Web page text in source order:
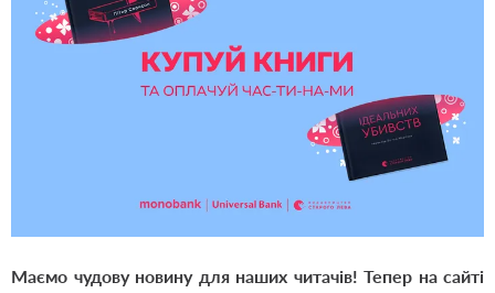
Маємо чудову новину для наших читачів! Тепер на сайті